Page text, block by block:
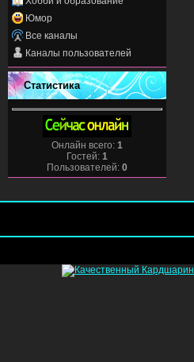
Юмор
Все каналы
Каналы пользователей
Статистика
Онлайн всего: 1
Гостей: 1
Пользователей: 0